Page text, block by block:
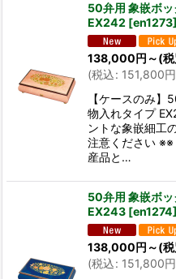
50弁用 象嵌ボ
EX242 [en1273]
138,000円 ～(
(税込: 151,800円
【ケースのみ
物入れタイプ
ントな象嵌細工
注意ください
産品と…
50弁用 象嵌ボ
EX243 [en1274]
138,000円 ～(
(税込: 151,800円